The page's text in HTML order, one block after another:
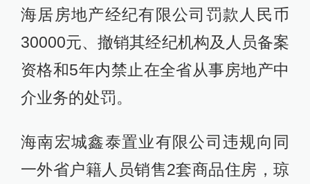
海居房地产经纪有限公司罚款人民币
30000元、撤销其经纪机构及人员备案
资格和5年内禁止在全省从事房地产中
介业务的处罚。
海南宏城鑫泰置业有限公司违规向同
一外省户籍人员销售2套商品住房，琼